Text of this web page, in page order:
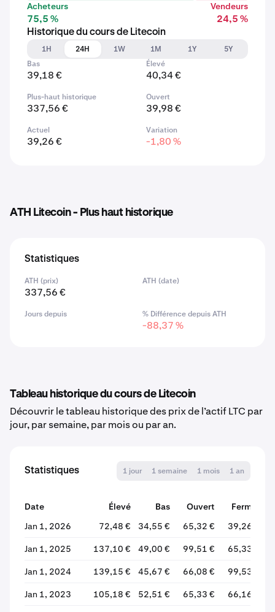
Acheteurs
75,5 %
Vendeurs
24,5 %
Historique du cours de Litecoin
1H
24H 1W 1M 1Y
5Y
Bas
39,18 €
Élevé
40,34 €
Plus-haut historique
337,56 €
Ouvert
39,98 €
Actuel
39,26 €
Variation
-1,80 %
ATH Litecoin - Plus haut historique
Statistiques
ATH (prix)
337,56 €
ATH (date)
Jours depuis % Différence depuis ATH
-88,37 %
Tableau historique du cours de Litecoin
Découvrir le tableau historique des prix de l’actif LTC par
jour, par semaine, par mois ou par an.
Statistiques 1 jour 1 semaine 1 mois 1 an
Date Élevé Bas Ouvert Fermer
Jan 1, 2026
72,48 € 34,55 € 65,32 € 39,26 €
Jan 1, 2025 137,10 € 49,00 € 99,51 € 65,33 €
Jan 1, 2024 139,15 € 45,67 € 66,08 € 99,53 €
Jan 1, 2023 105,18 € 52,51 € 65,33 € 66,16 €